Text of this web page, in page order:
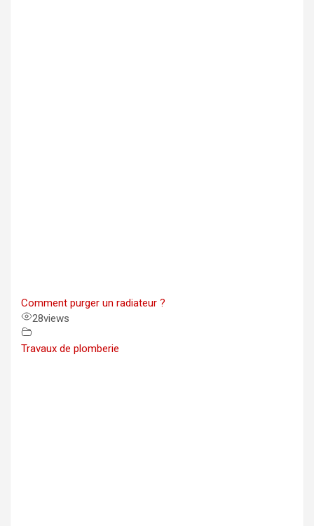
Comment purger un radiateur ?
28views
Travaux de plomberie